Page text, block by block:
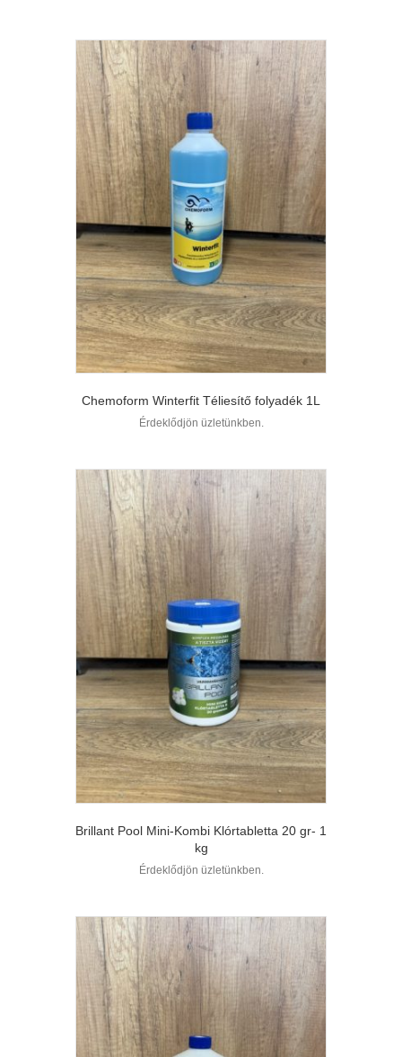
Chemoform Winterfit Téliesítő folyadék 1L
Érdeklődjön üzletünkben.
Brillant Pool Mini-Kombi Klórtabletta 20 gr- 1
kg
Érdeklődjön üzletünkben.